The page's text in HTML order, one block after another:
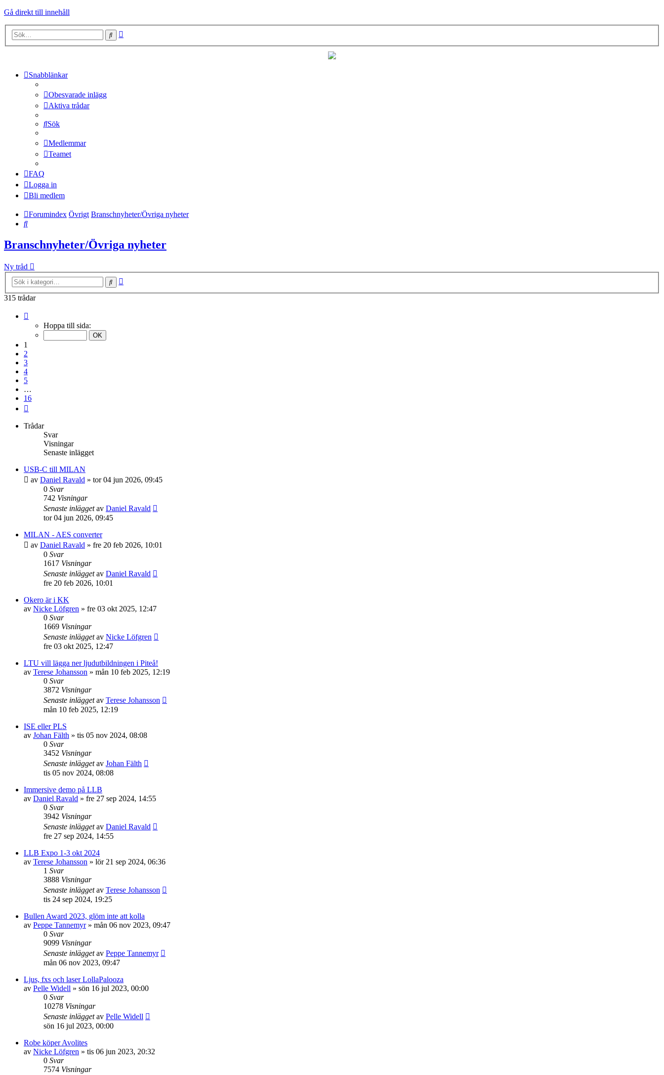
Gå direkt till innehåll
Sök
Snabblänkar
Obesvarade inlägg
Aktiva trådar
Sök
Medlemmar
Teamet
FAQ
Logga in
Bli medlem
Forumindex Övrigt Branschnyheter/Övriga nyheter
Sök
Branschnyheter/Övriga nyheter
Ny tråd
Sök
315 trådar
Hoppa till sida:
1
2
3
4
5
…
16
Trådar
Svar
Visningar
Senaste inlägget
USB-C till MILAN
av Daniel Ravald » tor 04 jun 2026, 09:45
0 Svar
742 Visningar
Senaste inläggetav Daniel Ravald
tor 04 jun 2026, 09:45
MILAN - AES converter
av Daniel Ravald » fre 20 feb 2026, 10:01
0 Svar
1617 Visningar
Senaste inläggetav Daniel Ravald
fre 20 feb 2026, 10:01
Okero är i KK
av Nicke Löfgren » fre 03 okt 2025, 12:47
0 Svar
1669 Visningar
Senaste inläggetav Nicke Löfgren
fre 03 okt 2025, 12:47
LTU vill lägga ner ljudutbildningen i Piteå!
av Terese Johansson » mån 10 feb 2025, 12:19
0 Svar
3872 Visningar
Senaste inläggetav Terese Johansson
mån 10 feb 2025, 12:19
ISE eller PLS
av Johan Fälth » tis 05 nov 2024, 08:08
0 Svar
3452 Visningar
Senaste inläggetav Johan Fälth
tis 05 nov 2024, 08:08
Immersive demo på LLB
av Daniel Ravald » fre 27 sep 2024, 14:55
0 Svar
3942 Visningar
Senaste inläggetav Daniel Ravald
fre 27 sep 2024, 14:55
LLB Expo 1-3 okt 2024
av Terese Johansson » lör 21 sep 2024, 06:36
1 Svar
3888 Visningar
Senaste inläggetav Terese Johansson
tis 24 sep 2024, 19:25
Bullen Award 2023, glöm inte att kolla
av Peppe Tannemyr» mån 06 nov 2023, 09:47
0 Svar
9099 Visningar
Senaste inläggetav Peppe Tannemyr
mån 06 nov 2023, 09:47
Ljus, fxs och laser LollaPalooza
av Pelle Widell » sön 16 jul 2023, 00:00
0 Svar
10278 Visningar
Senaste inläggetav Pelle Widell
sön 16 jul 2023, 00:00
Robe köper Avolites
av Nicke Löfgren » tis 06 jun 2023, 20:32
0 Svar
7574 Visningar